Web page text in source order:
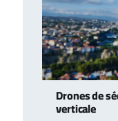
Drones de
verticale